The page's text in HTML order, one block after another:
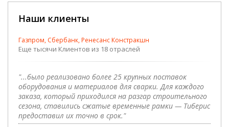
Наши клиенты
Газпром, Сбербанк, Ренесанс Констракшн
Еще тысячи Клиентов из 18 отраслей
"...было реализовано более 25 крупных поставок
оборудования и материалов для сварки. Для каждого
заказа, который приходился на разгар строительного
сезона, ставились сжатые временные рамки — Тиберис
предоставил их точно в срок."